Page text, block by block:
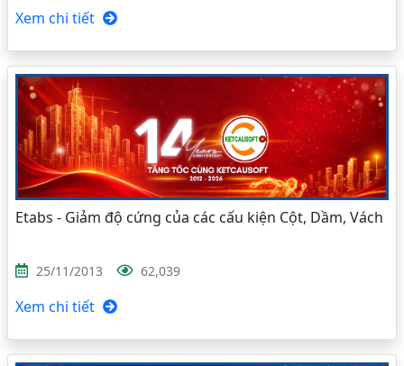
Xem chi tiết
Etabs - Giảm độ cứng của các cấu kiện Cột, Dầm, Vách
25/11/2013 62,039
Xem chi tiết